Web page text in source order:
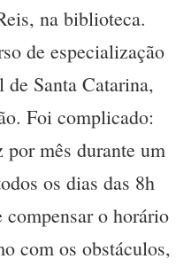
na biblioteca.
de especialização
de Santa Catarina,
Foi complicado:
mês durante um
os dias das 8h
compensar o horário
com os obstáculos,